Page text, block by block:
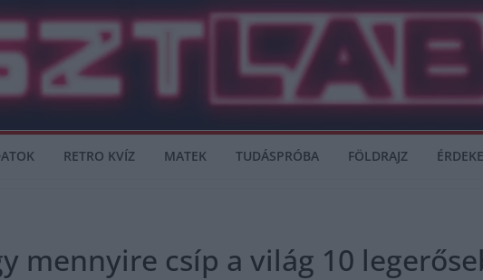
RETRO KVÍZ MATEK TUDÁSPRÓBA FÖLDRAJZ
mennyire csíp a világ 10